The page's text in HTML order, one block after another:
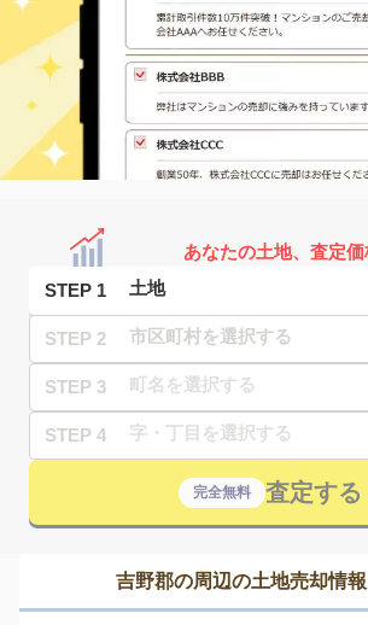
あなたの土地、査定
STEP 1
STEP 2
STEP 3
STEP 4
完全無料 査定する
吉野郡の周辺の土地売却情